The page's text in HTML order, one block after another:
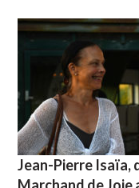
Jean-Pierre Isaïa,